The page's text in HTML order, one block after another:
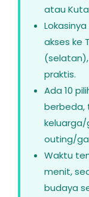
atau
akses ke
praktis.
Ada 10
berbeda,
outing/
Waktu
menit,
budaya